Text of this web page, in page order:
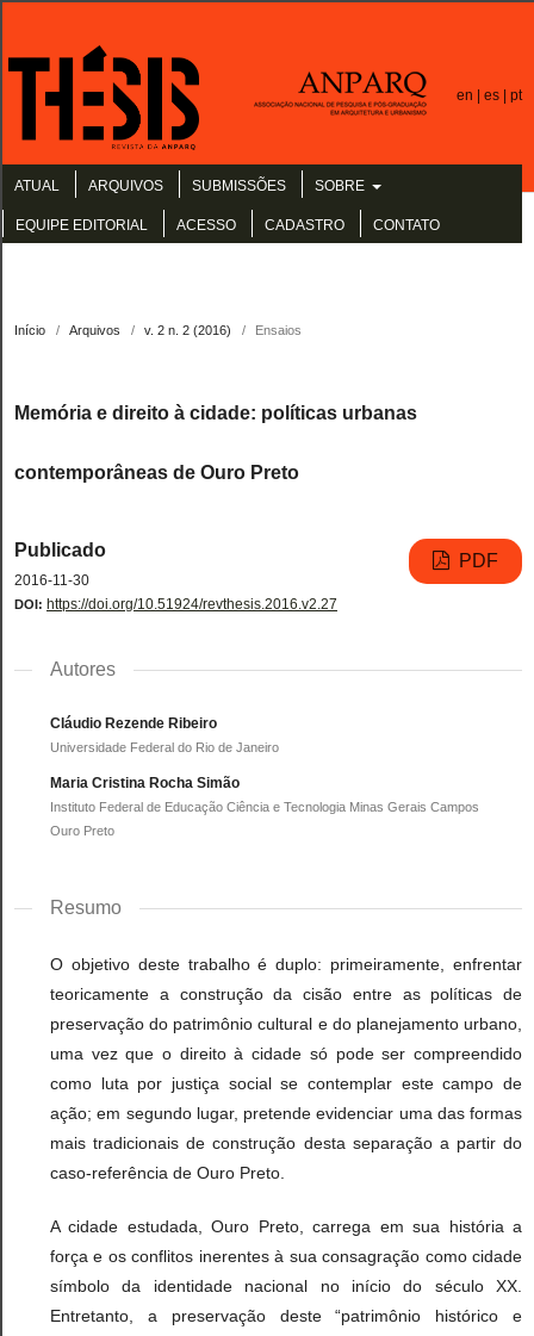
en | es | pt
ATUAL ARQUIVOS SUBMISSÕES SOBRE
EQUIPE EDITORIAL ACESSO CADASTRO CONTATO
Início / Arquivos / v. 2 n. 2 (2016) / Ensaios
Memória e direito à cidade: políticas urbanas
contemporâneas de Ouro Preto
Publicado
2016-11-30
PDF
DOI: https://doi.org/10.51924/revthesis.2016.v2.27
Autores
Cláudio Rezende Ribeiro
Universidade Federal do Rio de Janeiro
Maria Cristina Rocha Simão
Instituto Federal de Educação Ciência e Tecnologia Minas Gerais Campos
Ouro Preto
Resumo
O objetivo deste trabalho é duplo: primeiramente, enfrentar
teoricamente a construção da cisão entre as políticas de
preservação do patrimônio cultural e do planejamento urbano,
uma vez que o direito à cidade só pode ser compreendido
como luta por justiça social se contemplar este campo de
ação; em segundo lugar, pretende evidenciar uma das formas
mais tradicionais de construção desta separação a partir do
caso-referência de Ouro Preto.
A cidade estudada, Ouro Preto, carrega em sua história a
força e os conflitos inerentes à sua consagração como cidade
símbolo da identidade nacional no início do século XX.
Entretanto, a preservação deste “patrimônio histórico e